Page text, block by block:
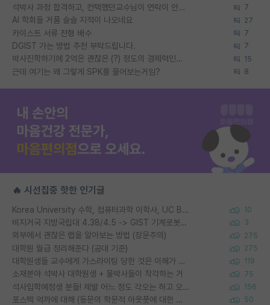
석박사 과정 합격하고, 컨택했던교수님이 연락이 안됩니다... 7
AI 학회들 거품 슬슬 지적이 나오네요 27
카이스트 서류 전형 배수 7
DGIST 가는 방법 추천 부탁드립니다. 7
박사진학하기에 2억은 괜찮은 (?) 정도의 경제력인가요 15
근데 여기는 왜 그렇게 SPK를 물어보는거임? 8
🔥 시선집중 핫한 인기글
Korea University 수학, 컴퓨터과학 이학사, UC Berkeley 산업공학 대학원 공학박사가 되는 것은 쉽지 않겠죠? 10
비지거국 지방국립대 4.38/4.5 -> GIST 기계로봇공학과 석사 3
외부에서 괜찮은 랩을 알아보는 방법 (장문주의) 275
대학원 월급 정리해준다 (공대 기준) 275
대학원생들 교수에게 가스라이팅 당한 것은 이해가 갑니다. 안타깝네요. 119
소재분야 석박사 대학원생 + 물박사들이 착각하는 거 75
석사입학예정생 분들! 제발 어느 정도 각오는 하고 오세요. 156
포스텍 억까에 대해 (동문의 학문적 아웃풋에 대한 반박) 50